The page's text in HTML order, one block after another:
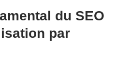
du SEO
par